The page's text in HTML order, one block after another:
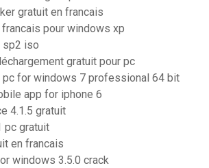
gratuit en francais
pour windows xp
sp2 iso
gratuit pour pc
pc for windows 7 professional 64 bit
app for iphone 6
4.1.5 gratuit
pc gratuit
en francais
windows 3.5.0 crack